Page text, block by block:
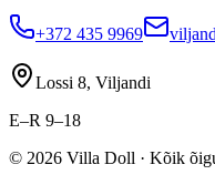
+372 435 9969
Lossi 8, Viljandi
E–R 9–18
© 2026 Villa Doll · Kõik